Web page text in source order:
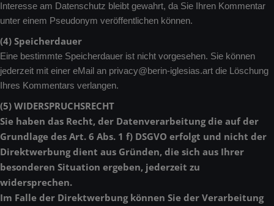
Interesse am Datenschutz bleibt gewahrt, da Sie Ihren Kommentar
unter einem Pseudonym veröffentlichen können.
(4) Speicherdauer
Eine bestimmte Speicherdauer ist nicht vorgesehen. Sie können
jederzeit mit einer eMail an privacy@berin-iglesias.art die Löschung
Ihres Kommentars verlangen.
(5) WIDERSPRUCHSRECHT
Sie haben das Recht, der Datenverarbeitung die auf der
Grundlage des Art. 6 Abs. 1 f) DSGVO erfolgt und nicht der
Direktwerbung dient aus Gründen, die sich aus Ihrer
besonderen Situation ergeben, jederzeit zu
widersprechen.
Im Falle der Direktwerbung können Sie der Verarbeitung